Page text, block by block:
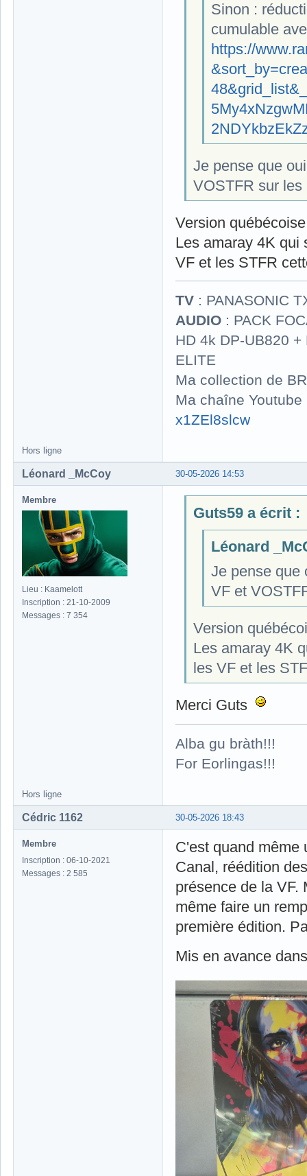
Sinon :
cumulable
https://
Je pense que
VOSTFR sur
Version
Les amaray 4K qui
VF et les STFR
TV : PANASONIC
AUDIO : PACK
HD 4k DP-UB820
ELITE
Ma collection de
Ma chaîne
x1ZEl8slcw
Hors ligne
30-05-2026 14:53
Léonard _McCoy
Membre
Lieu : Kaamelott
Inscription : 21-10-2009
Messages : 7 354
Guts59 a écrit :
Léonard
Je pense que
VF et
Version
Les amaray 4K
les VF et les
Merci Guts
Alba gu bràth!!!
For Eorlingas!!!
Hors ligne
30-05-2026 18:43
Cédric 1162
Membre
Inscription : 06-10-2021
Messages : 2 585
C'est quand même
Canal, réédition
présence de la VF.
même faire un
première édition.
Mis en avance